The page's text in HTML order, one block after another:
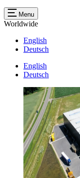
Menu
Worldwide
English
Deutsch
English
Deutsch